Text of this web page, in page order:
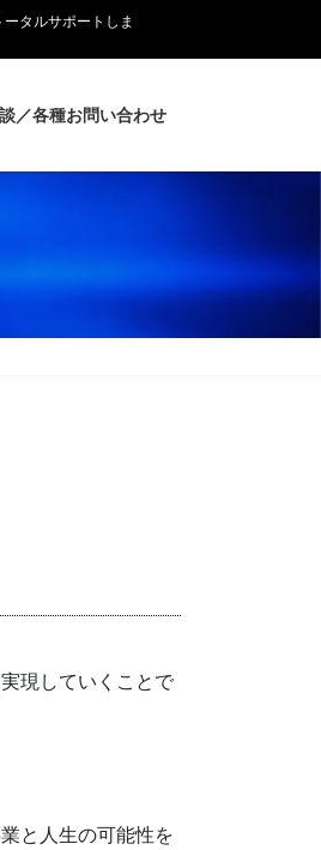
タルサポートしま
／各種お問い合わせ
現していくことで
と人生の可能性を